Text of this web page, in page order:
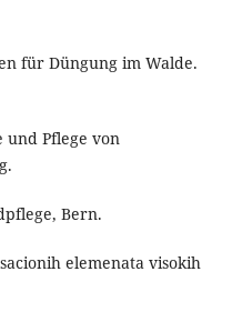
für Düngung im Walde.
und Pflege von
Bern.
elemenata visokih